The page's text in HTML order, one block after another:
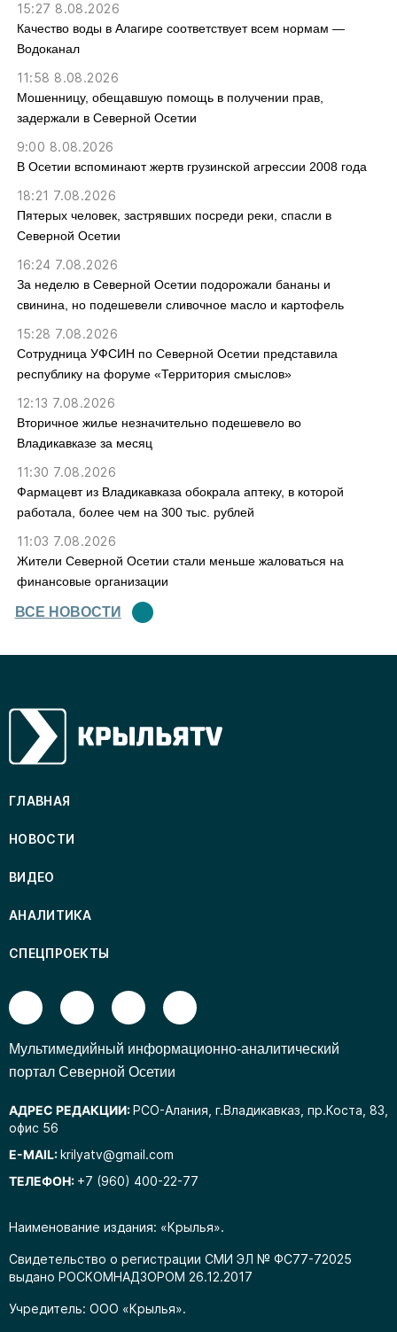
15:27 8.08.2026
Качество воды в Алагире соответствует всем нормам —
Водоканал
11:58 8.08.2026
Мошенницу, обещавшую помощь в получении прав,
задержали в Северной Осетии
9:00 8.08.2026
В Осетии вспоминают жертв грузинской агрессии 2008 года
18:21 7.08.2026
Пятерых человек, застрявших посреди реки, спасли в
Северной Осетии
16:24 7.08.2026
За неделю в Северной Осетии подорожали бананы и
свинина, но подешевели сливочное масло и картофель
15:28 7.08.2026
Сотрудница УФСИН по Северной Осетии представила
республику на форуме «Территория смыслов»
12:13 7.08.2026
Вторичное жилье незначительно подешевело во
Владикавказе за месяц
11:30 7.08.2026
Фармацевт из Владикавказа обокрала аптеку, в которой
работала, более чем на 300 тыс. рублей
11:03 7.08.2026
Жители Северной Осетии стали меньше жаловаться на
финансовые организации
ВСЕ НОВОСТИ
Наименование издания: «Крылья».
Свидетельство о регистрации СМИ ЭЛ № ФС77-72025
выдано РОСКОМНАДЗОРОМ 26.12.2017
Учредитель: ООО «Крылья».
ГЛАВНАЯ
НОВОСТИ
ВИДЕО
АНАЛИТИКА
СПЕЦПРОЕКТЫ
Mультимедийный информационно-аналитический
портал Северной Осетии
АДРЕС РЕДАКЦИИ:РСО-Алания, г.Владикавказ, пр.Коста, 83,
офис 56
E-MAIL:krilyatv@gmail.com
ТЕЛЕФОН: +7 (960) 400-22-77